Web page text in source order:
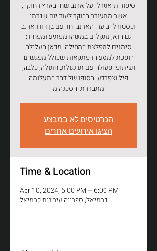
סיפור תיאטרלי על ארנב שחי בארץ רחוקה,
אשר מתעורר בבוקר לעוד יום שגרתי
ופסטורלי ביער. הארנב יחד עם בן דודו ארנב
גם הוא, נתקלים במשהו מפתיע ומפחיד:
סימנים למפלצת במחילה. מכאן העלילה
הופכת למסע הרפתקאות שכולל מפגשים
ושיתופי פעולה עם תרנגולת, חתולה, כלבה,
פיל וצפרדע. בסופו של דבר התעלומה
מתבררת והסכנה מ
הכרטיסים לא במבצע
הציגו אירועים אחרים
Time & Location
Apr 10, 2024, 5:00 PM – 6:00 PM
כרמיאל, ספרייה עירונית כרמיאל